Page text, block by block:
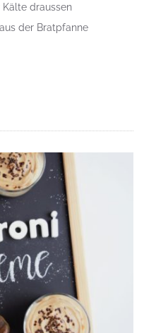
draussen
der Bratpfanne